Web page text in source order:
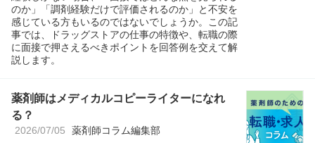
のか」「調剤経験だけで評価されるのか」と不安を
感じている方もいるのではないでしょうか。この記
事では、ドラッグストアの仕事の特徴や、転職の際
に面接で押さえるべきポイントを回答例を交えて解
説します。
薬剤師はメディカルコピーライターになれ
る？
2026/07/05 薬剤師コラム編集部